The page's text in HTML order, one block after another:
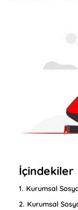
İçindekiler
1. Kurumsal
2. Kurumsal